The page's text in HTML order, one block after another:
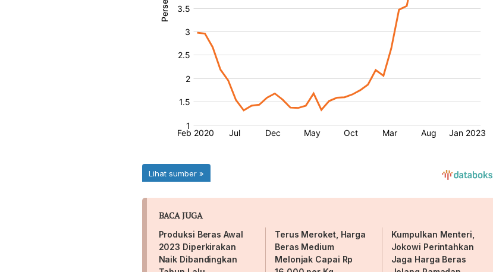
BACA JUGA
Produksi Beras Awal
2023 Diperkirakan
Naik Dibandingkan
Terus Meroket, Harga
Beras Medium
Melonjak Capai Rp
Kumpulkan Menteri,
Jokowi Perintahkan
Jaga Harga Beras